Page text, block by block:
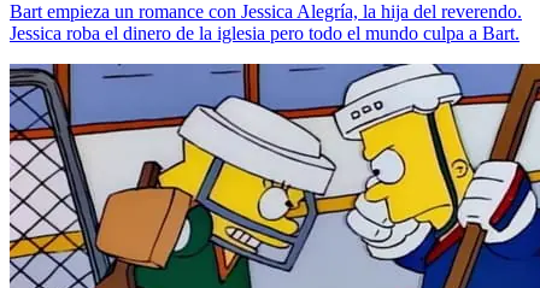
Bart empieza un romance con Jessica Alegría, la hija del reverendo.
Jessica roba el dinero de la iglesia pero todo el mundo culpa a Bart.